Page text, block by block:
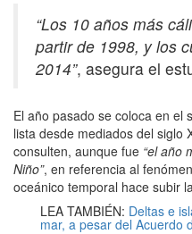
“Los 10 años más
partir de 1998, y los
2014”, asegura el
El año pasado se coloca en el
lista desde mediados del siglo
consulten, aunque fue “el año
Niño”, en referencia al
oceánico temporal hace subir
LEA TAMBIÉN: Deltas e
mar, a pesar del Acuerdo